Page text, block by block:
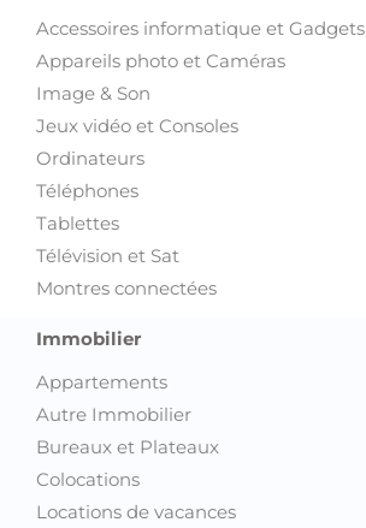
Accessoires informatique et Gadgets
Appareils photo et Caméras
Image & Son
Jeux vidéo et Consoles
Ordinateurs
Téléphones
Tablettes
Télévision et Sat
Montres connectées
Immobilier
Appartements
Autre Immobilier
Bureaux et Plateaux
Colocations
Locations de vacances